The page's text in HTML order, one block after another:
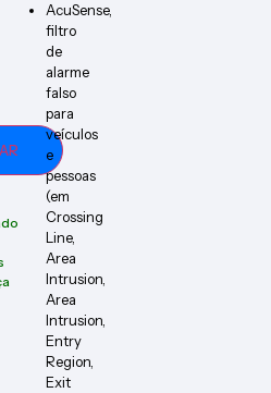
AcuSense,
filtro
de
alarme
falso
para
veículos
e
pessoas
(em
Crossing
Line,
Area
Intrusion,
Area
Intrusion,
Entry
Region,
Exit